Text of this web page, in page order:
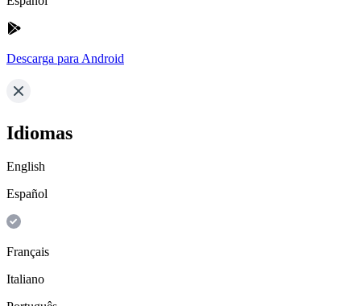
Descarga para Android
Idiomas
English
Español
Français
Italiano